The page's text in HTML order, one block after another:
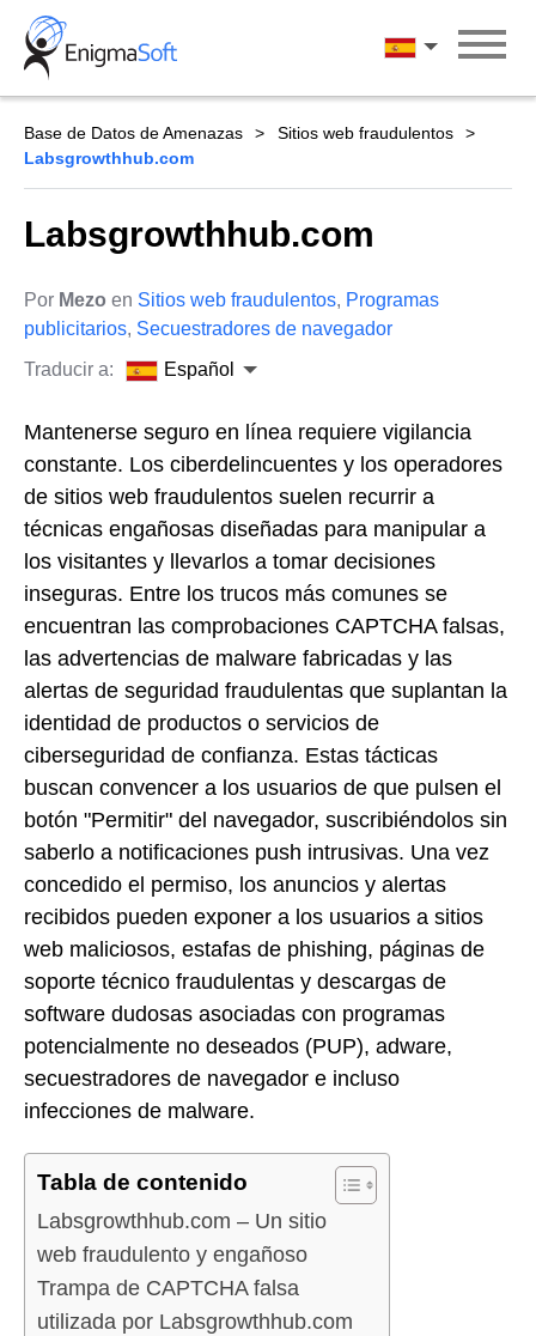
Skip
content
Español
Base de Datos de Amenazas
Sitios web fraudulentos
Labsgrowthhub.com
Labsgrowthhub.com
Por Mezo en Sitios web fraudulentos, Programas
publicitarios, Secuestradores de navegador
Traducir a:
Español
Mantenerse seguro en línea requiere vigilancia
constante. Los ciberdelincuentes y los operadores
de sitios web fraudulentos suelen recurrir a
técnicas engañosas diseñadas para manipular a
los visitantes y llevarlos a tomar decisiones
inseguras. Entre los trucos más comunes se
encuentran las comprobaciones CAPTCHA falsas,
las advertencias de malware fabricadas y las
alertas de seguridad fraudulentas que suplantan la
identidad de productos o servicios de
ciberseguridad de confianza. Estas tácticas
buscan convencer a los usuarios de que pulsen el
botón "Permitir" del navegador, suscribiéndolos sin
saberlo a notificaciones push intrusivas. Una vez
concedido el permiso, los anuncios y alertas
recibidos pueden exponer a los usuarios a sitios
web maliciosos, estafas de phishing, páginas de
soporte técnico fraudulentas y descargas de
software dudosas asociadas con programas
potencialmente no deseados (PUP), adware,
secuestradores de navegador e incluso
infecciones de malware.
Tabla de contenido
Labsgrowthhub.com – Un sitio
web fraudulento y engañoso
Trampa de CAPTCHA falsa
utilizada por Labsgrowthhub.com